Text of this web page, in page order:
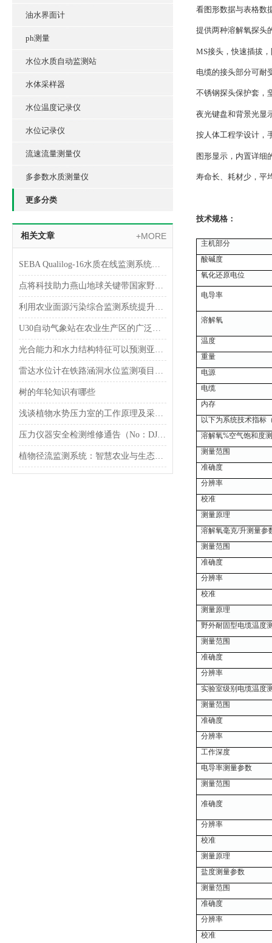
油水界面计
ph测量
水位水质自动监测站
水体采样器
水位温度记录仪
水位记录仪
流速流量测量仪
多参数水质测量仪
更多分类
相关文章 +MORE
SEBA Qualilog-16水质在线监测系统安装完成
点将科技助力燕山地球关键带国家野外科学观测研究站
利用农业面源污染综合监测系统提升农业生产的质量与效益
U30自动气象站在农业生产区的广泛应用
光合能力和水力结构特征可以预测亚热带常绿阔叶林树木生长速率
雷达水位计在铁路涵洞水位监测项目案例
树的年轮知识有哪些
浅谈植物水势压力室的工作原理及采样测定
压力仪器安全检测维修通告（No：DJAJ-20181028）
植物径流监测系统：智慧农业与生态保护的新工具
看图形数据与表
提供两种溶解氧探
MS接头，快速插
电缆的接头部分可
不锈钢探头保护套
夜光键盘和背景光
按人体工程学设计
图形显示，内置详
寿命长、耗材少，平
技术规格：
主机部分
酸碱度
氧化还原电位
电导率
溶解氧
温度
重量
电源
电缆
内存
以下为系统技术指标
溶解氧%空气饱和度
测量范围
准确度
分辨率
校准
测量原理
溶解氧毫克/升测量参
测量范围
准确度
分辨率
校准
测量原理
野外耐固型电缆温度
测量范围
准确度
分辨率
实验室级别电缆温度
测量范围
准确度
分辨率
工作深度
电导率测量参数
测量范围
准确度
分辨率
校准
测量原理
盐度测量参数
测量范围
准确度
分辨率
校准